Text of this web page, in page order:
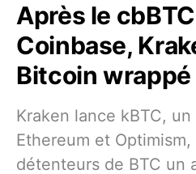
Après le
Coinbase,
Bitcoin wrappé
Kraken lance kBTC,
Ethereum et
détenteurs de BTC un